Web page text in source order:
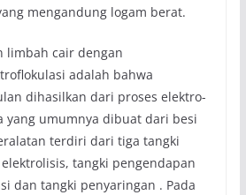
mengandung logam berat.
limbah cair dengan
adalah bahwa
dihasilkan dari proses elektro-
yang umumnya dibuat dari besi
terdiri dari tiga tangki
tangki pengendapan
dan tangki penyaringan . Pada